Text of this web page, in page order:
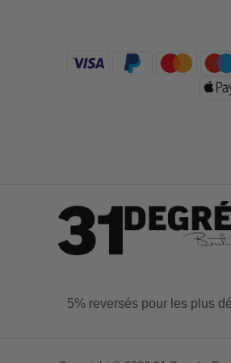
5% reversés pour les plus